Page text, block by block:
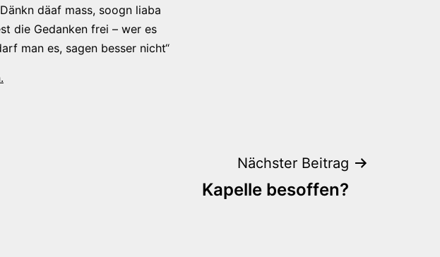
däaf mass, soogn liaba
die Gedanken frei – wer es
man es, sagen besser nicht“
Nächster Beitrag
Kapelle besoffen?